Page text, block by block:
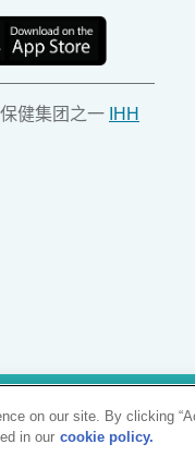
健集团之一 IHH
purposes only
on our site. By clicking
in our cookie policy.